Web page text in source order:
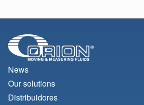
News
Our solutions
Distribuidores